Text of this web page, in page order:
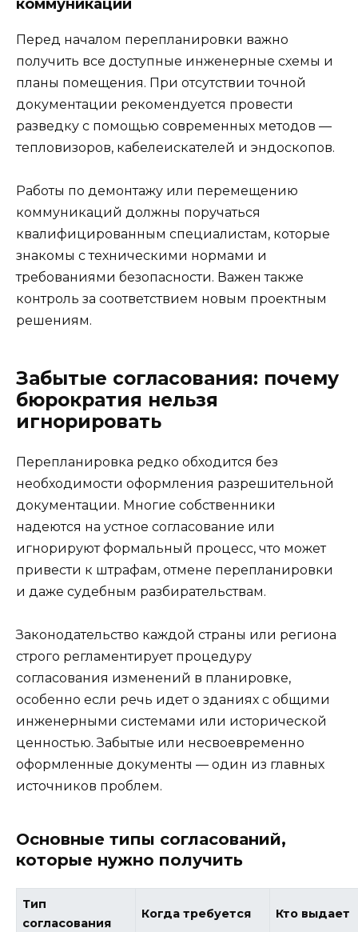
коммуникации
Перед началом перепланировки важно
получить все доступные инженерные схемы и
планы помещения. При отсутствии точной
документации рекомендуется провести
разведку с помощью современных методов —
тепловизоров, кабелеискателей и эндоскопов.
Работы по демонтажу или перемещению
коммуникаций должны поручаться
квалифицированным специалистам, которые
знакомы с техническими нормами и
требованиями безопасности. Важен также
контроль за соответствием новым проектным
решениям.
Забытые согласования: почему
бюрократия нельзя
игнорировать
Перепланировка редко обходится без
необходимости оформления разрешительной
документации. Многие собственники
надеются на устное согласование или
игнорируют формальный процесс, что может
привести к штрафам, отмене перепланировки
и даже судебным разбирательствам.
Законодательство каждой страны или региона
строго регламентирует процедуру
согласования изменений в планировке,
особенно если речь идет о зданиях с общими
инженерными системами или исторической
ценностью. Забытые или несвоевременно
оформленные документы — один из главных
источников проблем.
Основные типы согласований,
которые нужно получить
Тип
согласования
Когда требуется Кто выдает